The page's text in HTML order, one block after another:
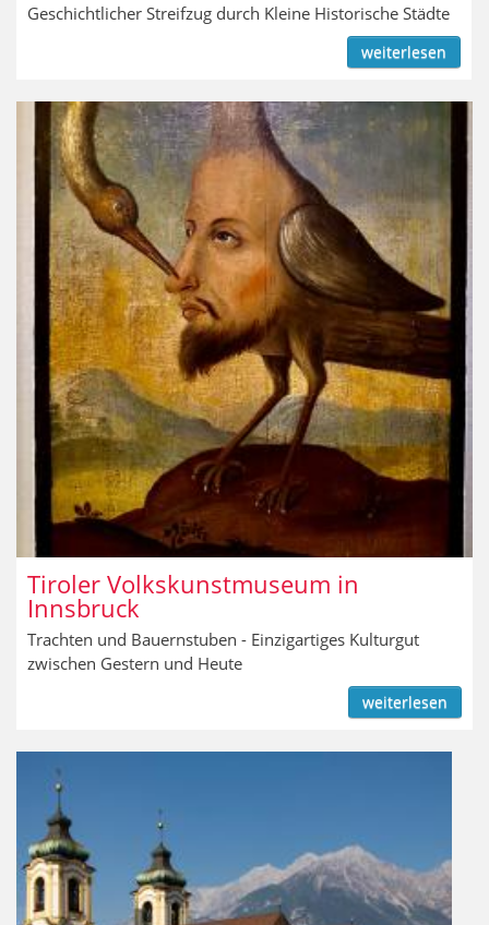
Geschichtlicher Streifzug durch Kleine Historische Städte
weiterlesen
Tiroler Volkskunstmuseum in
Innsbruck
Trachten und Bauernstuben - Einzigartiges Kulturgut
zwischen Gestern und Heute
weiterlesen